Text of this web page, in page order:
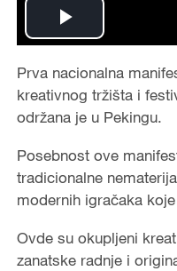
Play
Video
Prva nacionalna
kreativnog tržišta i
održana je u Pekingu.
Posebnost ove
tradicionalne
modernih igračaka
Ovde su okupljeni
zanatske radnje i